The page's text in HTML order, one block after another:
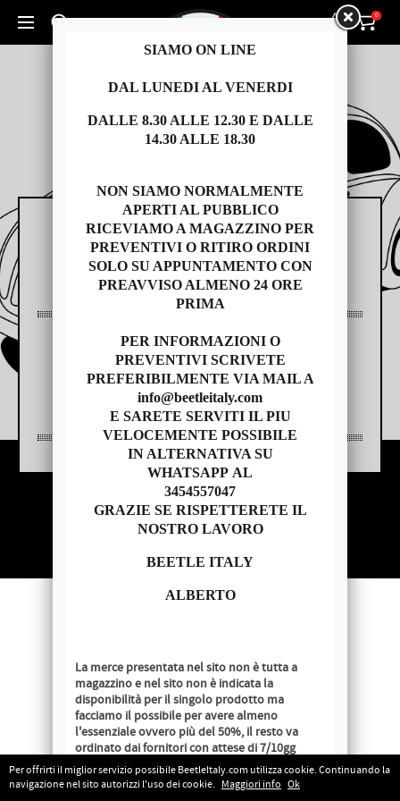
Cerca un prodotto... 0 0
Per offrirti il miglior servizio possibile BeetleItaly.com utilizza cookie. Continuando la
navigazione nel sito autorizzi l'uso dei cookie. Maggiori info Ok
RICAMBI
AUTO USATE
Copyright © 2014 - BEETLE ITALY
P.IVA 04209620279
SIAMO ON LINE
DAL LUNEDI AL VENERDI
DALLE 8.30 ALLE 12.30 E DALLE
14.30 ALLE 18.30
NON SIAMO NORMALMENTE
APERTI AL PUBBLICO
RICEVIAMO A MAGAZZINO PER
PREVENTIVI O RITIRO ORDINI
SOLO SU APPUNTAMENTO CON
PREAVVISO ALMENO 24 ORE
PRIMA
PER INFORMAZIONI O
PREVENTIVI SCRIVETE
PREFERIBILMENTE VIA MAIL A
info@beetleitaly.com
E SARETE SERVITI IL PIU
VELOCEMENTE POSSIBILE
IN ALTERNATIVA SU
WHATSAPP AL
3454557047
GRAZIE SE RISPETTERETE IL
NOSTRO LAVORO
BEETLE ITALY
ALBERTO
La merce presentata nel sito non è tutta a
magazzino e nel sito non è indicata la
disponibilità per il singolo prodotto ma
facciamo il possibile per avere almeno
l'essenziale ovvero più del 50%, il resto va
ordinato dai fornitori con attese di 7/10gg
lavorativi salvo disponibilità al momento
dell'ordine.